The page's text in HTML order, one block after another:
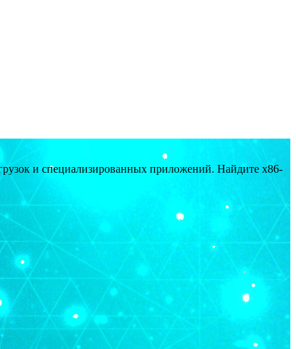
и специализированных приложений. Найдите x86-